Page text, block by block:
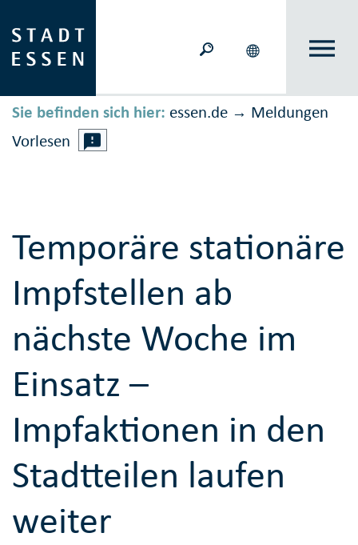
Sie befinden sich hier: essen.de → Meldungen
Vorlesen
Temporäre stationäre
Impfstellen ab
nächste Woche im
Einsatz –
Impfaktionen in den
Stadtteilen laufen
weiter